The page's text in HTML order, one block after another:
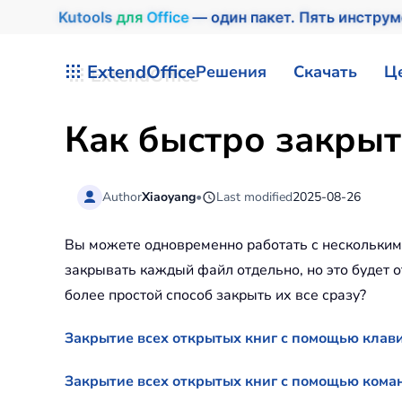
Kutools для Office— один пакет. Пять
ExtendOfficeРешения Скачать
Как быстро
AuthorXiaoyang• Last modified2025-08-26
Вы можете одновременно работать с
закрывать каждый файл отдельно, но это будет
более простой способ закрыть их все сразу?
Закрытие всех открытых книг с помощью
Закрытие всех открытых книг с помощью